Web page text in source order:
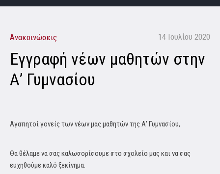
14 Ιουλίου 2020
Ανακοινώσεις
Εγγραφή νέων μαθητών στην
Α’ Γυμνασίου
Αγαπητοί γονείς των νέων μας μαθητών της Α’ Γυμνασίου,
Θα θέλαμε να σας καλωσορίσουμε στο σχολείο μας και να σας
ευχηθούμε καλό ξεκίνημα.